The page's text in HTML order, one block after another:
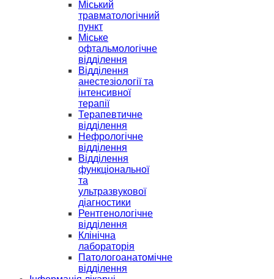
Міський
травматологічний
пункт
Міське
офтальмологічне
відділення
Відділення
анестезіології та
інтенсивної
терапії
Терапевтичне
відділення
Нефрологічне
відділення
Відділення
функціональної
та
ультразвукової
діагностики
Рентгенологічне
відділення
Клінічна
лабораторія
Патологоанатомічне
відділення